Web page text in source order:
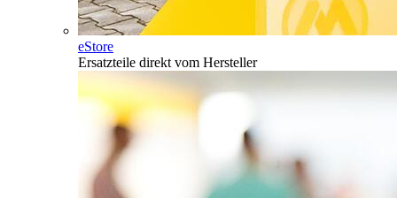
eStore
Ersatzteile direkt vom Hersteller